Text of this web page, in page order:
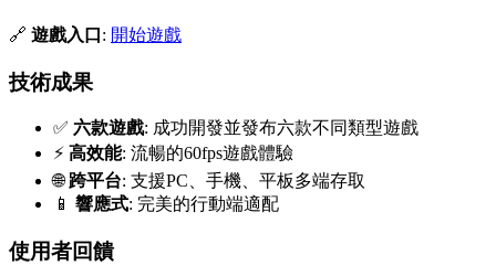
🔗 遊戲入口 : 開始遊戲
技術成果
✅ 六款遊戲: 成功開發並發布六款不同類型遊戲
⚡ 高效能: 流暢的60fps遊戲體驗
🌐跨平台: 支援PC、手機、平板多端存取
📱響應式: 完美的行動端適配
使用者回饋